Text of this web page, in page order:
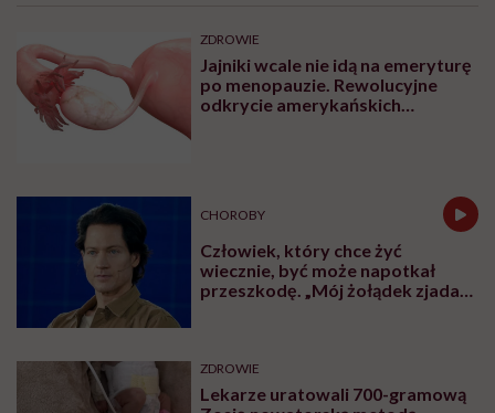
ZDROWIE
Jajniki wcale nie idą na emeryturę
po menopauzie. Rewolucyjne
odkrycie amerykańskich
CHOROBY
Człowiek, który chce żyć
wiecznie, być może napotkał
przeszkodę. „Mój żołądek zjada
ZDROWIE
Lekarze uratowali 700-gramową